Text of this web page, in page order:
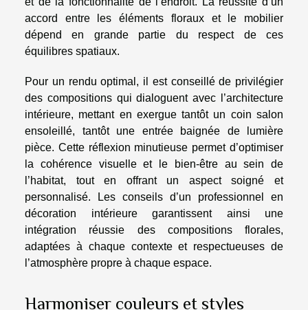
accord entre les éléments floraux et le mobilier
dépend en grande partie du respect de ces
équilibres spatiaux.
Pour un rendu optimal, il est conseillé de privilégier
des compositions qui dialoguent avec l’architecture
intérieure, mettant en exergue tantôt un coin salon
ensoleillé, tantôt une entrée baignée de lumière
pièce. Cette réflexion minutieuse permet d’optimiser
la cohérence visuelle et le bien-être au sein de
l’habitat, tout en offrant un aspect soigné et
personnalisé. Les conseils d’un professionnel en
décoration intérieure garantissent ainsi une
intégration réussie des compositions florales,
adaptées à chaque contexte et respectueuses de
l’atmosphère propre à chaque espace.
Harmoniser couleurs et styles